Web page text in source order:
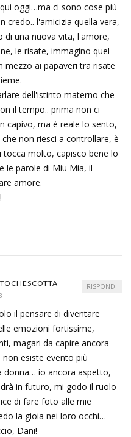
oggi…ma ci sono cose più
credo.. l'amicizia quella vera,
di una nuova vita, l'amore,
le risate, immagino quel
mezzo ai papaveri tra risate
dell'istinto materno che
il tempo.. prima non ci
capivo, ma è reale lo sento,
non riesci a controllare, è
molto, capisco bene lo
le parole di Miu Mia, il
amore.
il pensare di diventare
emozioni fortissime,
magari da capire ancora
esiste evento più
donna… io ancora aspetto,
in futuro, mi godo il ruolo
di fare foto alle mie
la gioia nei loro occhi…
Dani!
RISPONDI